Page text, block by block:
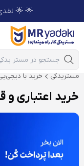
🌟 🌟
Mobile Search
مستریدکی خرید با
خرید اعتباری